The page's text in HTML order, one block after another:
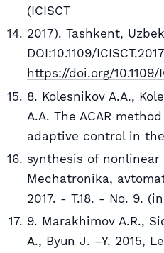
(ICISCT
2017). Tashkent,
DOI:10.1109/
https://doi.org/10.1109/
8. Kolesnikov A.A.,
A.A. The ACAR
adaptive control in
synthesis of
Mechatronika,
2017. - T.18. - No. 9.
9. Marakhimov A.R.,
A., Byun J. –Y. 2015,